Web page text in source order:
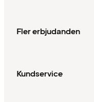
Fler erbjudanden
Kundservice